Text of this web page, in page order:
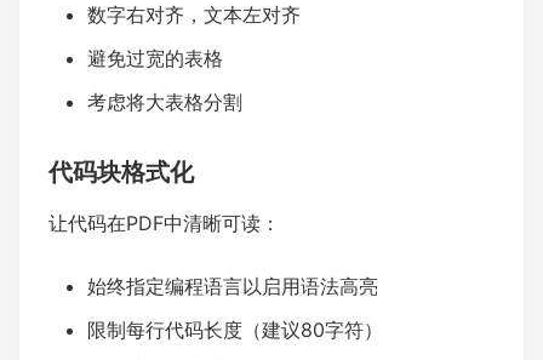
数字右对齐，文本左对齐
避免过宽的表格
考虑将大表格分割
代码块格式化
让代码在PDF中清晰可读：
始终指定编程语言以启用语法高亮
限制每行代码长度（建议80字符）